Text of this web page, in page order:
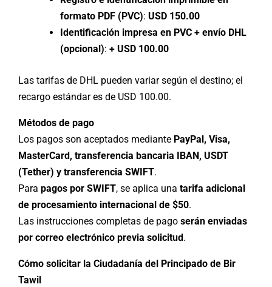
formato PDF (PVC):USD 150.00
Identificación impresa en PVC + envío DHL
(opcional):+ USD 100.00
Las tarifas de DHL pueden variar según el destino; el
recargo estándar es de USD 100.00.
Métodos de pago
Los pagos son aceptados mediante PayPal, Visa,
MasterCard, transferencia bancaria IBAN, USDT
(Tether) y transferencia SWIFT.
Para pagos por SWIFT, se aplica una tarifa adicional
de procesamiento internacional de $50.
Las instrucciones completas de pago serán enviadas
por correo electrónico previa solicitud.
Cómo solicitar la Ciudadanía del Principado de Bir
Tawil